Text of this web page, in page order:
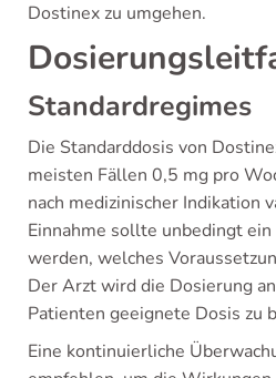
Dostinex zu umgehen.
Standardregimes
Die Standarddosis von
meisten Fällen 0,5 mg pro
nach medizinischer Indikation
Einnahme sollte unbedingt
werden, welches
Der Arzt wird die Dosierung
Patienten geeignete Dosis zu
Eine kontinuierliche